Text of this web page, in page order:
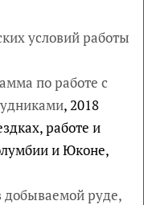
условий работы
по работе с
, 2018
работе и
и Юконе,
руде,